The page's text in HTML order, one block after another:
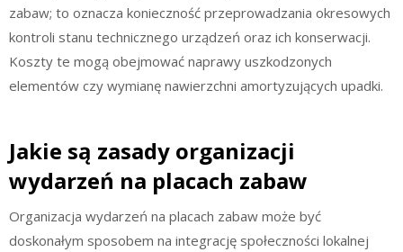
zabaw; to oznacza konieczność przeprowadzania okresowych
kontroli stanu technicznego urządzeń oraz ich konserwacji.
Koszty te mogą obejmować naprawy uszkodzonych
elementów czy wymianę nawierzchni amortyzujących upadki.
Jakie są zasady organizacji
wydarzeń na placach zabaw
Organizacja wydarzeń na placach zabaw może być
doskonałym sposobem na integrację społeczności lokalnej